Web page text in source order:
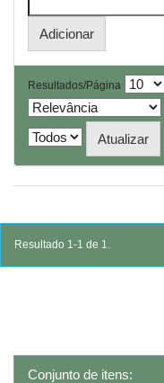
Resultados/Página
Resultado 1-1 de 1.
Conjunto de itens: